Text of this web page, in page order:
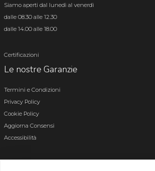
Siamo aperti dal lunedì al venerdì
dalle 08.30 alle 12.30
dalle 14.00 alle 18.00
Certificazioni
Le nostre Garanzie
Termini e Condizioni
Privacy Policy
Cookie Policy
Aggiorna Consensi
Accessibilità